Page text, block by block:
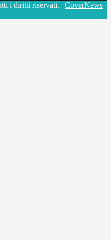
i diritti riservati. | CoverNews